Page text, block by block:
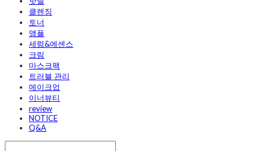
클렌징
토너
앰플
세럼&에센스
크림
마스크팩
트러블 관리
메이크업
이너뷰티
review
NOTICE
Q&A